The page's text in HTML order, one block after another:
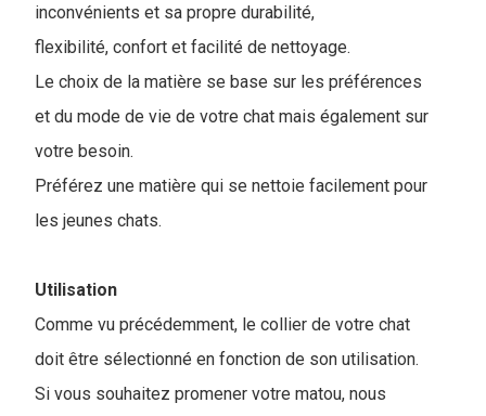
inconvénients et sa propre durabilité,
flexibilité, confort et facilité de nettoyage.
Le choix de la matière se base sur les préférences
et du mode de vie de votre chat mais également sur
votre besoin.
Préférez une matière qui se nettoie facilement pour
les jeunes chats.
Utilisation
Comme vu précédemment, le collier de votre chat
doit être sélectionné en fonction de son utilisation.
Si vous souhaitez promener votre matou, nous